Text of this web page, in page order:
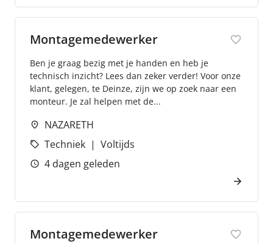
Montagemedewerker
Ben je graag bezig met je handen en heb je
technisch inzicht? Lees dan zeker verder! Voor onze
klant, gelegen, te Deinze, zijn we op zoek naar een
monteur. Je zal helpen met de...
NAZARETH
Techniek
Voltijds
4 dagen geleden
Montagemedewerker